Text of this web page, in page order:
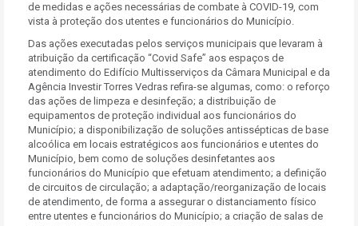
de medidas e ações necessárias de combate à COVID-19, com
vista à proteção dos utentes e funcionários do Município.
Das ações executadas pelos serviços municipais que levaram à
atribuição da certificação “Covid Safe” aos espaços de
atendimento do Edifício Multisserviços da Câmara Municipal e da
Agência Investir Torres Vedras refira-se algumas, como: o reforço
das ações de limpeza e desinfeção; a distribuição de
equipamentos de proteção individual aos funcionários do
Município; a disponibilização de soluções antissépticas de base
alcoólica em locais estratégicos aos funcionários e utentes do
Município, bem como de soluções desinfetantes aos
funcionários do Município que efetuam atendimento; a definição
de circuitos de circulação; a adaptação/reorganização de locais
de atendimento, de forma a assegurar o distanciamento físico
entre utentes e funcionários do Município; a criação de salas de